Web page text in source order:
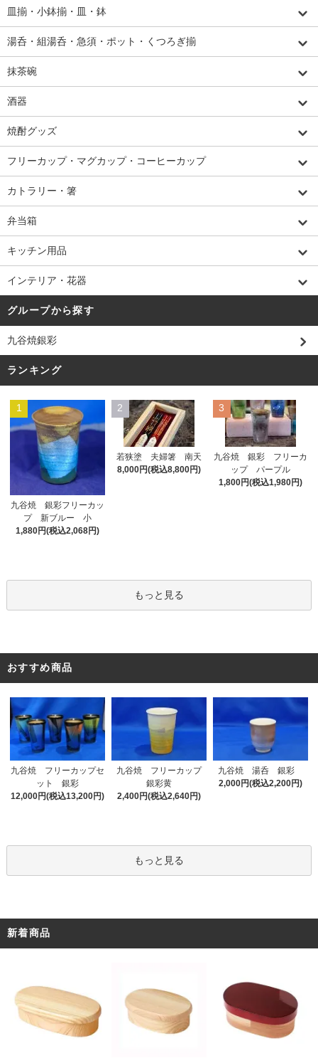
皿揃・小鉢揃・皿・鉢
湯呑・組湯呑・急須・ポット・くつろぎ揃
抹茶碗
酒器
焼酎グッズ
フリーカップ・マグカップ・コーヒーカップ
カトラリー・箸
弁当箱
キッチン用品
インテリア・花器
グループから探す
九谷焼銀彩
ランキング
1
九谷焼 銀彩フリーカッ
プ 新ブルー 小
1,880円(税込2,068円)
2
若狭塗 夫婦箸 南天
8,000円(税込8,800円)
3
九谷焼 銀彩 フリーカ
ップ パープル
1,800円(税込1,980円)
もっと見る
おすすめ商品
九谷焼 フリーカップセ
ット 銀彩
12,000円(税込13,200円)
九谷焼 フリーカップ
銀彩黄
2,400円(税込2,640円)
九谷焼 湯呑 銀彩
2,000円(税込2,200円)
もっと見る
新着商品